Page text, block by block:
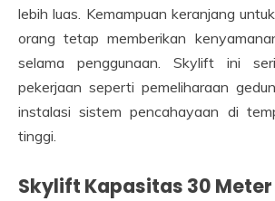
lebih luas. Kemampuan keranjang
orang tetap memberikan
selama penggunaan. Skylift ini
pekerjaan seperti pemeliharaan
instalasi sistem pencahayaan di
tinggi.
Skylift Kapasitas 30 Meter